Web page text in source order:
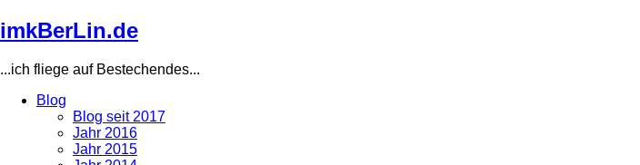
Direkt
zum
imkBerLin.de
...ich fliege auf Bestechendes...
navigation
Blog
Blog seit 2017
Jahr 2016
Jahr 2015